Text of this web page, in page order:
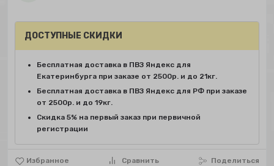
Избранное Сравнить Поделиться
ДОСТУПНЫЕ СКИДКИ
Бесплатная доставка в ПВЗ Яндекс для
Екатеринбурга при заказе от 2500р. и до 21кг.
Бесплатная доставка в ПВЗ Яндекс для РФ при заказе
от 2500р. и до 19кг.
Скидка 5% на первый заказ при первичной
регистрации